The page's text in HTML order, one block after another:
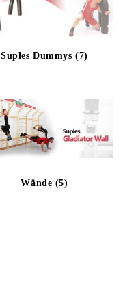
Suples Dummys (7)
Wände (5)